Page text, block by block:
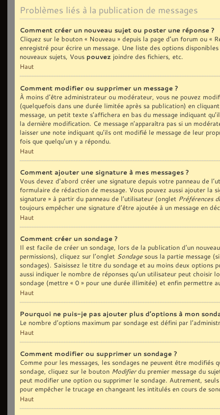
Problèmes liés à la publication de messages
Comment créer un nouveau sujet ou poster une réponse ?
Cliquez sur le bouton « Nouveau » depuis la page d’un forum ou «
enregistré pour écrire un message. Une liste des options
nouveaux sujets, Vous pouvez joindre des fichiers, etc.
Haut
Comment modifier ou supprimer un message ?
À moins d’être administrateur ou modérateur, vous ne pouvez
(quelquefois dans une durée limitée après sa publication) en
message, un petit texte s’affichera en bas du message indiquant
la dernière modification. Ce message n’apparaîtra pas si un
laisser une note indiquant qu’ils ont modifié le message de leur
fois que quelqu’un y a répondu.
Haut
Comment ajouter une signature à mes messages ?
Vous devez d’abord créer une signature depuis votre panneau de
formulaire de rédaction de message. Vous pouvez aussi ajouter la
signature » à partir du panneau de l’utilisateur (onglet Préférences
toujours empêcher une signature d’être ajoutée à un message en
Haut
Comment créer un sondage ?
Il est facile de créer un sondage, lors de la publication d’un
permissions), cliquez sur l’onglet Sondagesous la partie message
sondages). Saisissez le titre du sondage et au moins deux options
aussi indiquer le nombre de réponses qu’un utilisateur peut
sondage (mettre « 0 » pour une durée illimitée) et enfin permettre
Haut
Pourquoi ne puis-je pas ajouter plus d’options à mon
Le nombre d’options maximum par sondage est défini par
Haut
Comment modifier ou supprimer un sondage ?
Comme pour les messages, les sondages ne peuvent être
sondage, cliquez sur le bouton Modifierdu premier message du
peut modifier une option ou supprimer le sondage. Autrement,
pour empêcher le trucage en changeant les intitulés en cours de
Haut